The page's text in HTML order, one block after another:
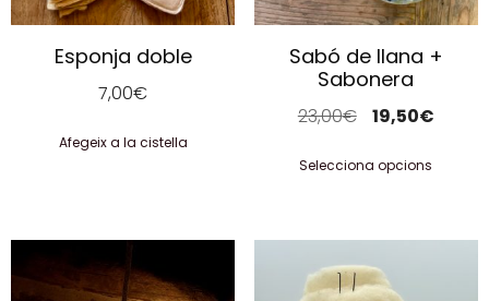
Esponja doble
7,00€
Afegeix a la cistella
Sabó de llana +
Sabonera
23,00€ 19,50€
Selecciona opcions